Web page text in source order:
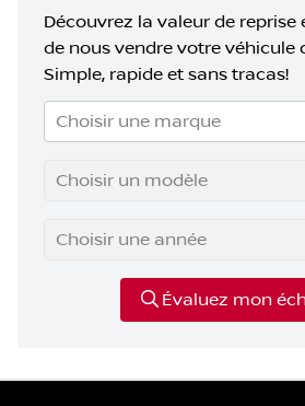
Découvrez la valeur de reprise
de nous vendre votre véhicule
Simple, rapide et sans tracas!
Choisir une marque
Choisir un modèle
Choisir une année
Évaluez mon